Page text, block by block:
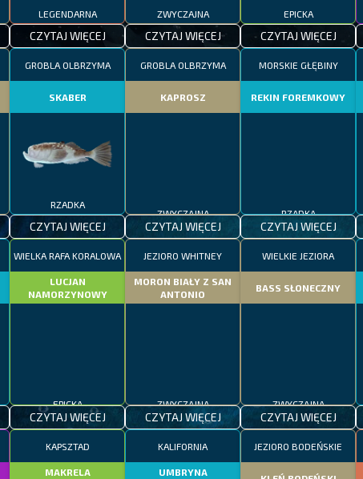
LEGENDARNA
CZYTAJ WIĘCEJ
ZWYCZAJNA
CZYTAJ WIĘCEJ
EPICKA
CZYTAJ WIĘCEJ
GROBLA OLBRZYMA
SKABER
RZADKA
CZYTAJ WIĘCEJ
GROBLA OLBRZYMA
KAPROSZ
CZYTAJ WIĘCEJ
MORSKIE GŁĘBINY
REKIN FOREMKOWY
CZYTAJ WIĘCEJ
WIELKA RAFA KORALOWA
LUCJAN
NAMORZYNOWY
CZYTAJ WIĘCEJ
JEZIORO WHITNEY
MORON BIAŁY Z SAN
ANTONIO
CZYTAJ WIĘCEJ
WIELKIE JEZIORA
BASS SŁONECZNY
CZYTAJ WIĘCEJ
KAPSZTAD
MAKRELA
KALIFORNIA
UMBRYNA
JEZIORO BODEŃSKIE